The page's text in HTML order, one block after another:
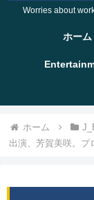
Worries about
ホーム
ホーム
出演、芳賀美咲。プ